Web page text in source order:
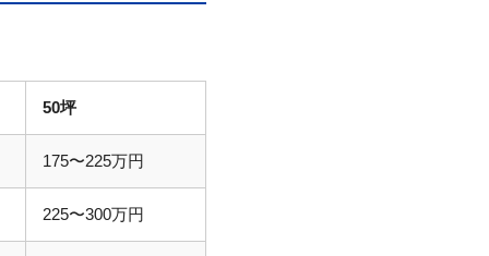
50坪
175〜225万円
225〜300万円